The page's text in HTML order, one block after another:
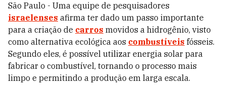
São Paulo - Uma equipe de pesquisadores
israelenses afirma ter dado um passo importante
para a criação de carros movidos a hidrogênio, visto
como alternativa ecológica aos combustíveis fósseis.
Segundo eles, é possível utilizar energia solar para
fabricar o combustível, tornando o processo mais
limpo e permitindo a produção em larga escala.